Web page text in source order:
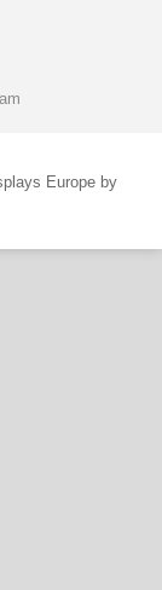
Europe by